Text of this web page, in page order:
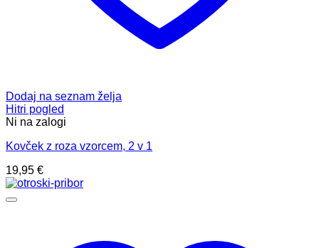
Dodaj na seznam želja
Hitri pogled
Ni na zalogi
Kovček z roza vzorcem, 2 v 1
19,95 €